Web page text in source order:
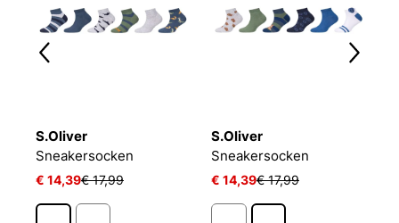
S.Oliver
Sneakersocken
€ 14,39€ 17,99
S.Oliver
Sneakersocken
€ 14,39€ 17,99